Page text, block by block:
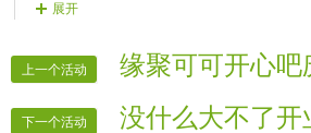
【专栏迎宾】专栏星视界
展开
上一个活动 缘聚可可开心
下一个活动 没什么大不了开